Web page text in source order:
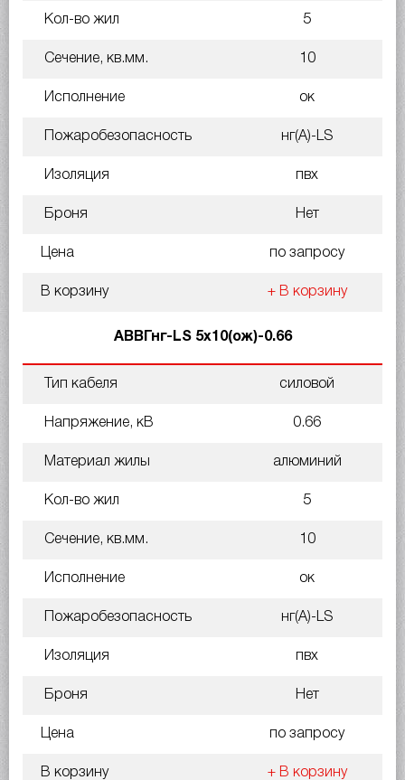
Кол-во жил 5
Сечение, кв.мм. 10
Исполнение ок
Пожаробезопасность нг(A)-LS
Изоляция пвх
Броня Нет
Цена по запросу
В корзину + В корзину
АВВГнг-LS 5х10(ож)-0.66
Тип кабеля силовой
Напряжение, кВ 0.66
Материал жилы алюминий
Кол-во жил 5
Сечение, кв.мм. 10
Исполнение ок
Пожаробезопасность нг(A)-LS
Изоляция пвх
Броня Нет
Цена по запросу
В корзину + В корзину